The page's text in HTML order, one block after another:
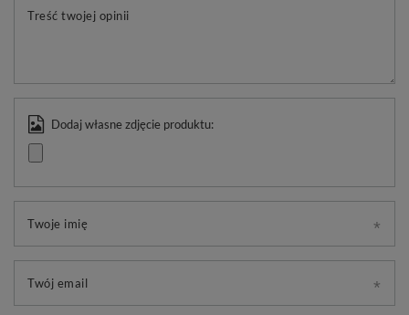
Treść twojej opinii
Dodaj własne zdjęcie produktu:
Twoje imię
Twój email